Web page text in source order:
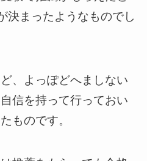
決まったようなものでし
、よっぽどへましない
信を持って行っておい
ものです。